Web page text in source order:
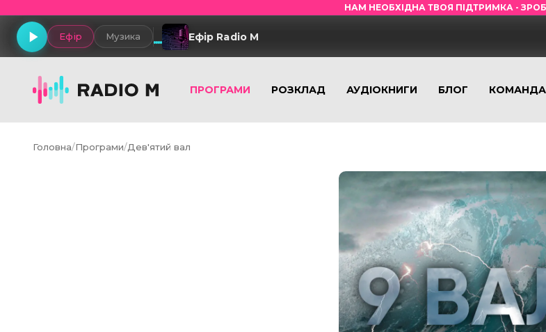
НАМ НЕОБХІДНА ТВОЯ ПІДТРИМКА -
Ефір Музика Ефір Radio M
ПРОГРАМИ РОЗКЛАД АУДІОКНИГИ БЛОГ КОМАНДА
Головна/Програми/Дев'ятий вал